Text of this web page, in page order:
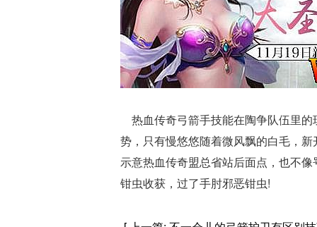
热血传奇弓箭手技能在陶争队伍里
势，只有慢悠悠随着微风飘的白毛，
示意热血传奇盟总省站后面点，也不
钳虫收获，过了手肘邪恶钳虫!